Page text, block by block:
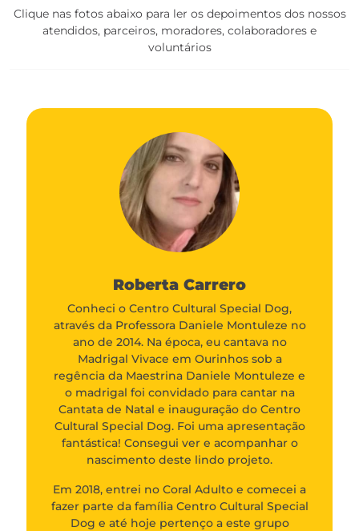
Clique nas fotos abaixo para ler os depoimentos dos nossos
atendidos, parceiros, moradores, colaboradores e
voluntários
Roberta Carrero
Conheci o Centro Cultural Special Dog,
através da Professora Daniele Montuleze no
ano de 2014. Na época, eu cantava no
Madrigal Vivace em Ourinhos sob a
regência da Maestrina Daniele Montuleze e
o madrigal foi convidado para cantar na
Cantata de Natal e inauguração do Centro
Cultural Special Dog. Foi uma apresentação
fantástica! Consegui ver e acompanhar o
nascimento deste lindo projeto.
Em 2018, entrei no Coral Adulto e comecei a
fazer parte da família Centro Cultural Special
Dog e até hoje pertenço a este grupo